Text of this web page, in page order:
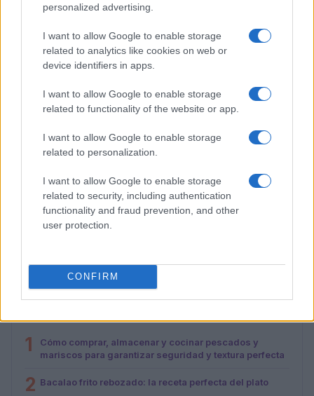
personalized advertising.
I want to allow Google to enable storage
related to analytics like cookies on web or
device identifiers in apps.
I want to allow Google to enable storage
related to functionality of the website or app.
I want to allow Google to enable storage
related to personalization.
I want to allow Google to enable storage
related to security, including authentication
functionality and fraud prevention, and other
user protection.
CONFIRM
Diego Romero · 5 Ago 2026
RECETAS
Aguacate en la cocina: 10 recetas rápidas y deliciosas
1
Cómo comprar, almacenar y cocinar pescados y
mariscos para garantizar seguridad y textura perfecta
2 Bacalao frito rebozado: la receta perfecta del plato